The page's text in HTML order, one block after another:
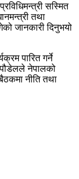
सस्मित
तथा
जानकारी दिनुभयो
पारित गर्ने
पौडेलले नेपालको
नीति तथा